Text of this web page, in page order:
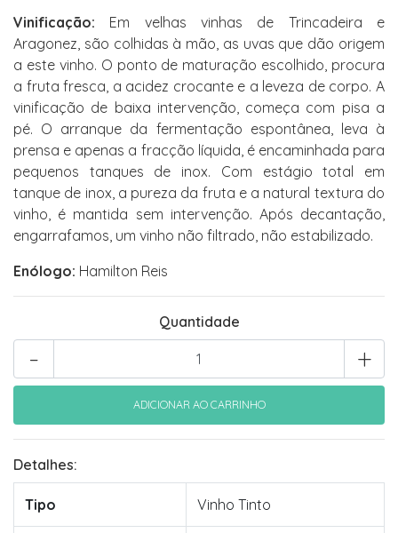
Vinificação: Em velhas vinhas de Trincadeira e
Aragonez, são colhidas à mão, as uvas que dão origem
a este vinho. O ponto de maturação escolhido, procura
a fruta fresca, a acidez crocante e a leveza de corpo. A
vinificação de baixa intervenção, começa com pisa a
pé. O arranque da fermentação espontânea, leva à
prensa e apenas a fracção líquida, é encaminhada para
pequenos tanques de inox. Com estágio total em
tanque de inox, a pureza da fruta e a natural textura do
vinho, é mantida sem intervenção. Após decantação,
engarrafamos, um vinho não filtrado, não estabilizado.
Enólogo: Hamilton Reis
Quantidade
+
-
Detalhes:
Tipo Vinho Tinto